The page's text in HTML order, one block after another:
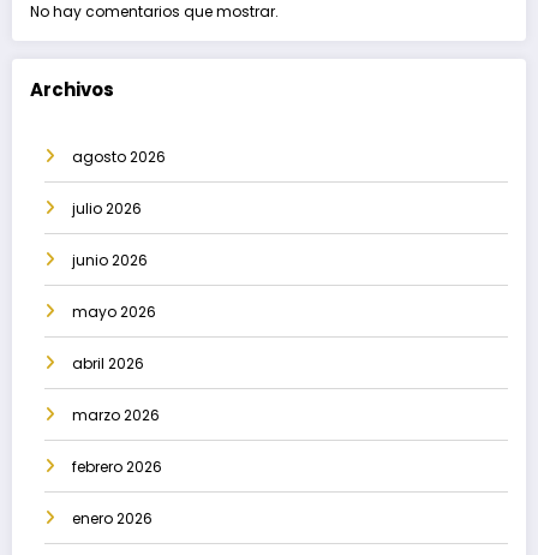
No hay comentarios que mostrar.
Archivos
agosto 2026
julio 2026
junio 2026
mayo 2026
abril 2026
marzo 2026
febrero 2026
enero 2026